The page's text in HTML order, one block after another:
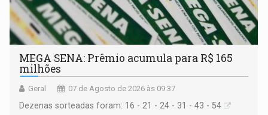
MEGA SENA: Prêmio acumula para R$ 165
milhões
Geral 07 de Agosto de 2026 às 09:37
Dezenas sorteadas foram: 16 - 21 - 24 - 31 - 43 - 54